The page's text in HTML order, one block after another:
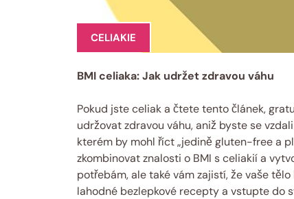
CELIAKIE
BMI ⁣celiaka: Jak ⁢udržet zdravou váhu
Pokud jste celiak a čtete tento článek,
udržovat⁤ zdravou váhu, aniž⁣ byste se
‌kterém by mohl ​říct „jedině gluten-free a
zkombinovat znalosti o BMI s⁤ celiakií a
potřebám, ale také vám zajistí, že⁢ vaše
lahodné bezlepkové recepty a vstupte do